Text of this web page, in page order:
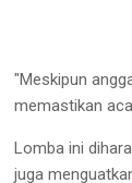
"Meskipun
memastikan
Lomba ini
juga